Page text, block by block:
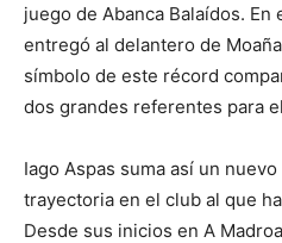
juego de Abanca Balaídos.
entregó al delantero de
símbolo de este récord
dos grandes referentes para
Iago Aspas suma así un
trayectoria en el club al que
Desde sus inicios en A